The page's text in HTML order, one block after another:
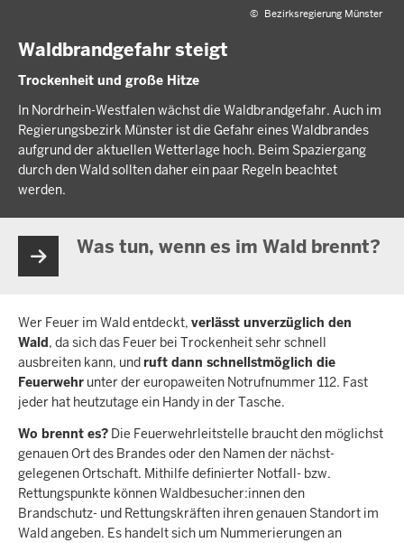
© Bezirksregierung Münster
Waldbrandgefahr steigt
Trockenheit und große Hitze
In Nordrhein-Westfalen wächst die Waldbrandgefahr. Auch im
Regierungsbezirk Münster ist die Gefahr eines Waldbrandes
aufgrund der aktuellen Wetterlage hoch. Beim Spaziergang
durch den Wald sollten daher ein paar Regeln beachtet
werden.
Was tun, wenn es im Wald brennt?
Wer Feuer im Wald entdeckt, verlässt unverzüglich den
Wald, da sich das Feuer bei Trockenheit sehr schnell
ausbreiten kann, undruft dann schnellst­möglich die
Feuerwehr unter der europa­weiten Not­ruf­nummer 112. Fast
jeder hat heutzu­tage ein Handy in der Tasche.
Wo brennt es? Die Feuerwehr­leit­stelle braucht den möglichst
genauen Ort des Brandes oder den Namen der nächst­
gelegenen Ortschaft. Mithilfe definierter Notfall- bzw.
Rettungspunkte können Waldbesucher:innen den
Brandschutz- und Rettungskräften ihren genauen Standort im
Wald angeben. Es handelt sich um Nummerierungen an